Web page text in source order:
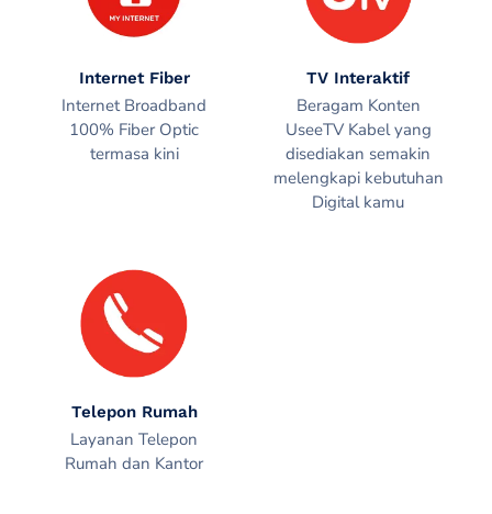
Internet Fiber
Internet Broadband
100% Fiber Optic
termasa kini
TV Interaktif
Beragam Konten
UseeTV Kabel yang
disediakan semakin
melengkapi kebutuhan
Digital kamu
Telepon Rumah
Layanan Telepon
Rumah dan Kantor